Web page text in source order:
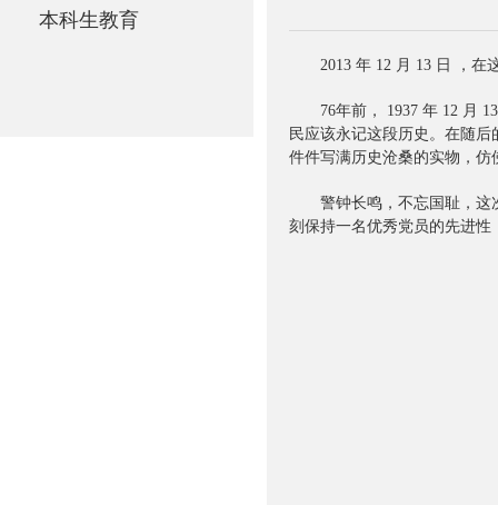
本科生教育
2013 年 12 月 13 日 ，
76年前， 1937 年 12 月
民应该永记这段历史。在随
件件写满历史沧桑的实物，
警钟长鸣，不忘国耻，这
刻保持一名优秀党员的先进